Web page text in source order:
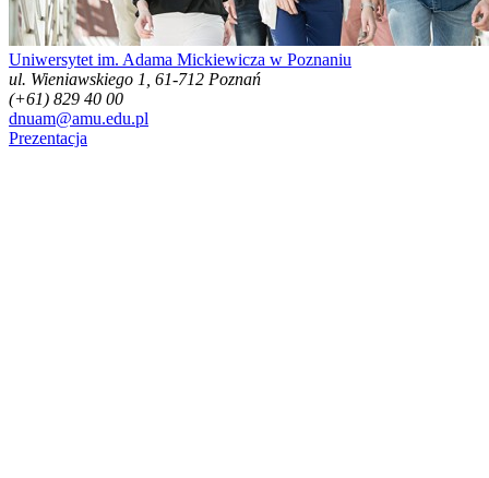
Uniwersytet im. Adama Mickiewicza w Poznaniu
ul. Wieniawskiego 1, 61-712 Poznań
(+61) 829 40 00
dnuam@amu.edu.pl
Prezentacja